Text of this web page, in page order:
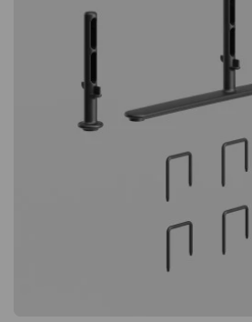
möchten – wie Schlüssel oder kleine
herumliegen. Ein stilvoller Stifthalter für
Trennwände von Götessons. Er hängt
Trennwandkante und bietet Platz für
Gegenstände. Passend für alle
Tischtrennwände Lässt sich leicht an
Elegantes Design aus geraden und